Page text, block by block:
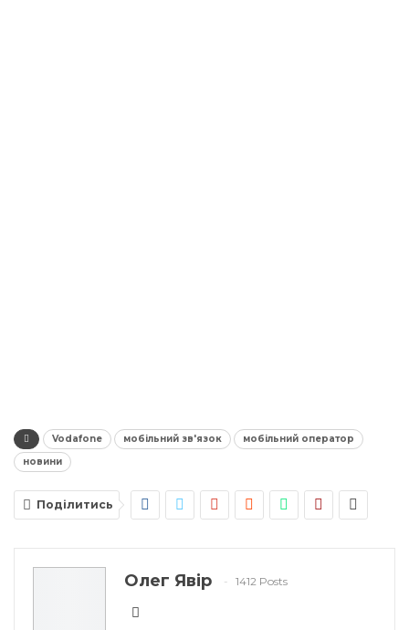
Vodafone мобільний зв'язок
мобільний оператор
новини
Поділитись
Олег Явір 1412 Posts